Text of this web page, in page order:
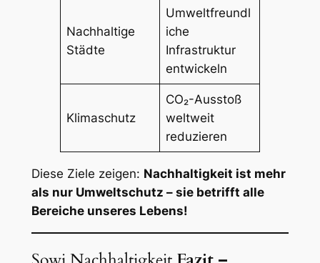
Nachhaltige
Städte
Umweltfreundl
iche
Infrastruktur
entwickeln
Klimaschutz
CO₂-Ausstoß
weltweit
reduzieren
Diese Ziele zeigen: Nachhaltigkeit ist mehr
als nur Umweltschutz – sie betrifft alle
Bereiche unseres Lebens!